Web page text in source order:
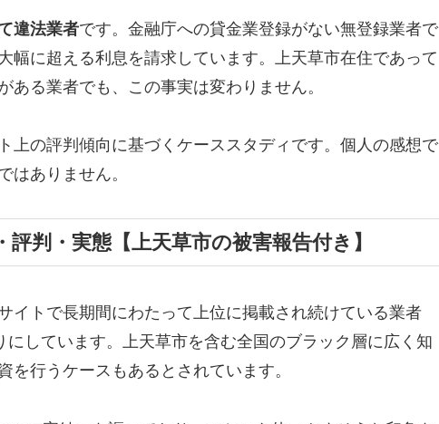
違法業者です。金融庁への貸金業登録がない無登録業者で
幅に超える利息を請求しています。上天草市在住であって
ある業者でも、この事実は変わりません。
上の評判傾向に基づくケーススタディです。個人の感想で
はありません。
判・実態【上天草市の被害報告付き】
イトで長期間にわたって上位に掲載され続けている業者
しています。上天草市を含む全国のブラック層に広く知
を行うケースもあるとされています。